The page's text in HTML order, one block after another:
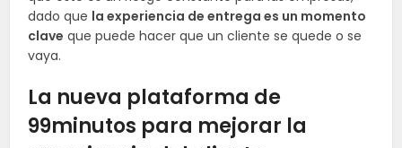
dado que la experiencia de entrega es un momento
clave que puede hacer que un cliente se quede o se
vaya.
La nueva plataforma de
99minutos para mejorar la